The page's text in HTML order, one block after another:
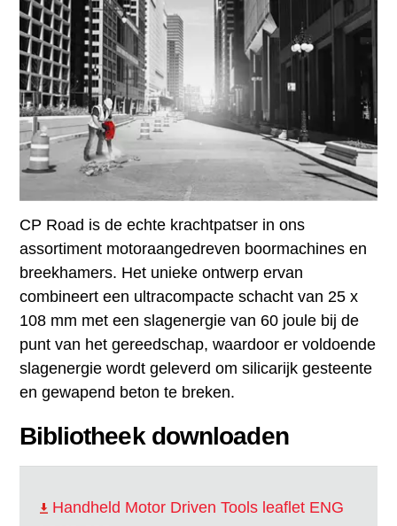
CP Road is de echte krachtpatser in ons
assortiment motoraangedreven boormachines en
breekhamers. Het unieke ontwerp ervan
combineert een ultracompacte schacht van 25 x
108 mm met een slagenergie van 60 joule bij de
punt van het gereedschap, waardoor er voldoende
slagenergie wordt geleverd om silicarijk gesteente
en gewapend beton te breken.
Bibliotheek downloaden
Handheld Motor Driven Tools leaflet ENG